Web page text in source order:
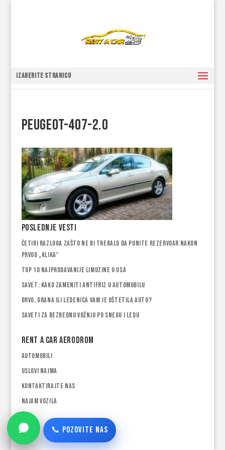
Izaberite stranicu
Peugeot-407-2.0
Poslednje vesti
Četiri razloga zašto ne bi trebalo da punite rezervoar nakon
prvog „klika“
Top 10 najprodavanije limuzine u USA
Savet: Kako zameniti antifriz u automobilu
Drvo, grana ili ledenica vam je oštetila auto?
Saveti za bezbednu vožnju po snegu i ledu
Rent a car Aerodrom
Automobili
Uslovi najma
Kontaktirajte nas
Najam vozila
📞 POZOVITE NAS